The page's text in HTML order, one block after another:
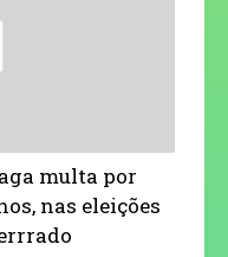
multa por
nas eleições